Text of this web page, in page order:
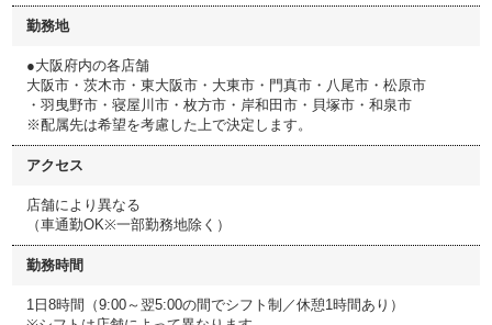
勤務地
●大阪府内の各店舗
大阪市・茨木市・東大阪市・大東市・門真市・八尾市・松原市
・羽曳野市・寝屋川市・枚方市・岸和田市・貝塚市・和泉市
※配属先は希望を考慮した上で決定します。
アクセス
店舗により異なる
（車通勤OK※一部勤務地除く）
勤務時間
1日8時間（9:00～翌5:00の間でシフト制／休憩1時間あり）